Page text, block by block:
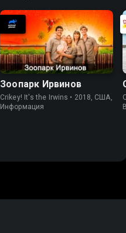
Зоопарк Ирвинов
Crikey! It's the Irwins • 2018, США,
Информация